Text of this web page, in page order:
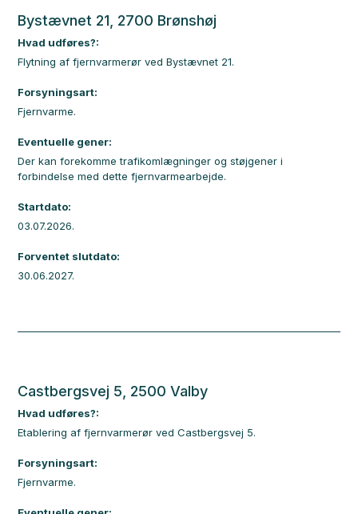
Bystævnet 21, 2700 Brønshøj
Hvad udføres?:
Flytning af fjernvarmerør ved Bystævnet 21.
Forsyningsart:
Fjernvarme.
Eventuelle gener:
Der kan forekomme trafikomlægninger og støjgener i
forbindelse med dette fjernvarmearbejde.
Startdato:
03.07.2026.
Forventet slutdato:
30.06.2027.
Castbergsvej 5, 2500 Valby
Hvad udføres?:
Etablering af fjernvarmerør ved Castbergsvej 5.
Forsyningsart:
Fjernvarme.